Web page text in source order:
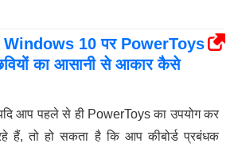
Windows 10 पर PowerToys
का आसानी से आकार कैसे
आप पहले से ही PowerToys का उपयोग कर
हैं, तो हो सकता है कि आप कीबोर्ड प्रबंधक